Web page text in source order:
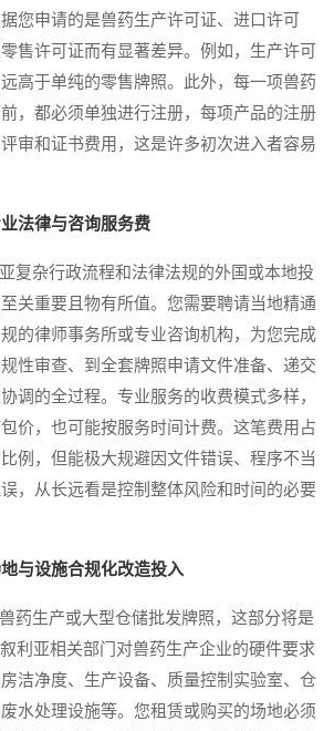
您申请的是兽药生产许可证、进口许可
售许可证而有显著差异。例如，生产许可
高于单纯的零售牌照。此外，每一项兽药
，都必须单独进行注册，每项产品的注册
审和证书费用，这是许多初次进入者容易
法律与咨询服务费
杂行政流程和法律法规的外国或本地投
关重要且物有所值。您需要聘请当地精通
的律师事务所或专业咨询机构，为您完成
性审查、到全套牌照申请文件准备、递交
调的全过程。专业服务的收费模式多样，
价，也可能按服务时间计费。这笔费用占
例，但能极大规避因文件错误、程序不当
，从长远看是控制整体风险和时间的必要
与设施合规化改造投入
生产或大型仓储批发牌照，这部分将是
利亚相关部门对兽药生产企业的硬件要求
洁净度、生产设备、质量控制实验室、仓
水处理设施等。您租赁或购买的场地必须